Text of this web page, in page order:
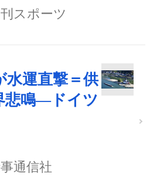
スポーツ
水運直撃＝供
悲鳴―ドイツ
通信社